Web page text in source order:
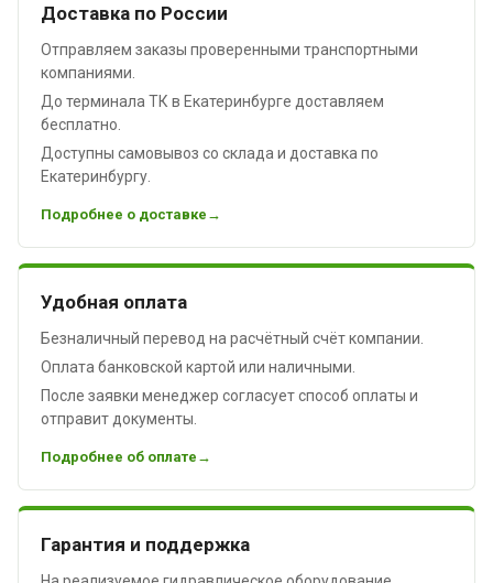
Доставка по России
Отправляем заказы проверенными транспортными
компаниями.
До терминала ТК в Екатеринбурге доставляем
бесплатно.
Доступны самовывоз со склада и доставка по
Екатеринбургу.
Подробнее о доставке
Удобная оплата
Безналичный перевод на расчётный счёт компании.
Оплата банковской картой или наличными.
После заявки менеджер согласует способ оплаты и
отправит документы.
Подробнее об оплате
Гарантия и поддержка